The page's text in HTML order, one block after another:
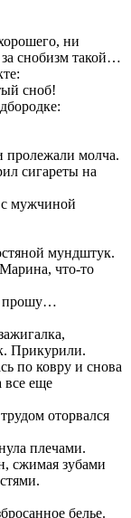
ни
за снобизм такой…
сноб!
пролежали молча.
сигареты на
с мужчиной
мундштук.
что-то
прошу…
Прикурили.
по ковру и снова
все еще
оторвался
плечами.
сжимая зубами
белье.